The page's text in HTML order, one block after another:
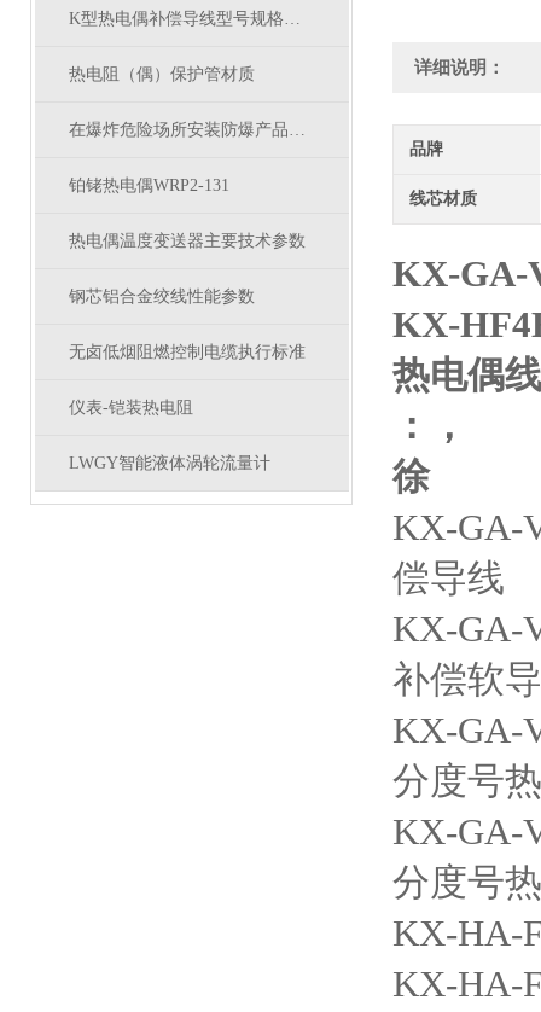
K型热电偶补偿导线型号规格厂家
热电阻（偶）保护管材质
在爆炸危险场所安装防爆产品时有哪些要求？
铂铑热电偶WRP2-131
热电偶温度变送器主要技术参数
钢芯铝合金绞线性能参数
无卤低烟阻燃控制电缆执行标准
仪表-铠装热电阻
LWGY智能液体涡轮流量计
详细说明：
品牌
线芯材质
KX-GA-
KX-
热电偶线
：，
徐
KX-GA-
偿导线
KX-GA-
补偿软
KX-GA-
分度号
KX-GA-
分度号
KX-HA-
KX-HA-